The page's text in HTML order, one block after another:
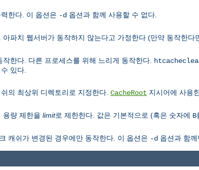
한다. 이 옵션은 -d 옵션과 함께 사용할 수 없다.
아파치 웹서버가 동작하지 않는다고 가정한다 (만약 동작한
작한다. 다른 프로세스를 위해 느리게 동작한다.
있다.
의 최상위 디렉토리로 지정한다. CacheRoot 지시어에 사용
용량 제한을 limit로 제한한다. 값은 기본적으로 (혹은 숫자에 B
캐쉬가 변경된 경우에만 동작한다. 이 옵션은 -d 옵션과 함